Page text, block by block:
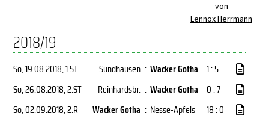
von
Lennox Herrmann
2018/19
So, 19.08.2018, 1.ST Sundhausen : Wacker Gotha 1 : 5
So, 26.08.2018, 2.ST Reinhardsbr. : Wacker Gotha 0 : 7
So, 02.09.2018, 2.R Wacker Gotha : Nesse-Apfels
18 : 0